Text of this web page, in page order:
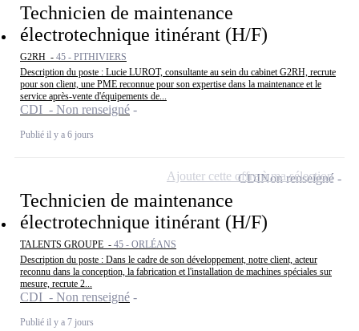
Technicien de maintenance
électrotechnique itinérant (H/F)
G2RH - 45 - PITHIVIERS
Description du poste : Lucie LUROT, consultante au sein du cabinet G2RH, recrute
pour son client, une PME reconnue pour son expertise dans la maintenance et le
service après-vente d'équipements de...
CDI - Non renseigné
Publié il y a 6 jours
Technicien de maintenance
électrotechnique itinérant (H/F)
TALENTS GROUPE - 45 - ORLÉANS
Description du poste : Dans le cadre de son développement, notre client, acteur
reconnu dans la conception, la fabrication et l'installation de machines spéciales sur
mesure, recrute 2...
CDI - Non renseigné
Publié il y a 7 jours
CDINon renseigné
Ajouter cette offre à ma sélection